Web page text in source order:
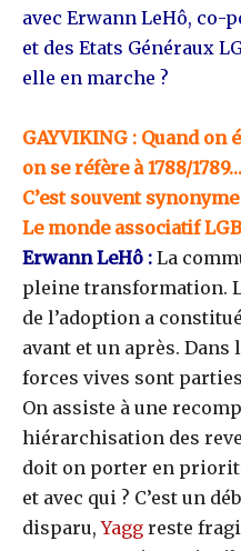
avec Erwann LeHô, co-
et des Etats Généraux
elle en marche ?
GAYVIKING : Quand on
on se réfère à 1788/
C’est souvent
Le monde associatif
Erwann LeHô : La
pleine transformation.
de l’adoption a
avant et un après. Dans
forces vives sont
On assiste à une
hiérarchisation des
doit on porter en
et avec qui ? C’est un
disparu,Yagg reste